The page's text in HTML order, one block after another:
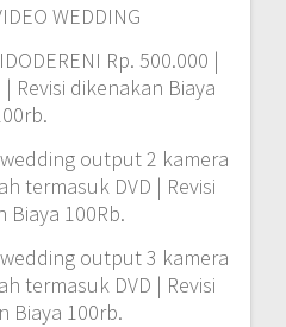
WEDDING
Rp. 500.000 |
Revisi dikenakan Biaya
output 2 kamera
termasuk DVD | Revisi
Biaya 100Rb.
output 3 kamera
termasuk DVD | Revisi
Biaya 100rb.